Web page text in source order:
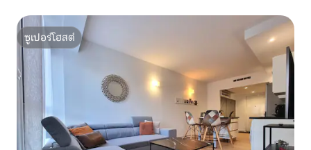
ซูเปอร์โฮสต์
ซูเปอร์โฮสต์